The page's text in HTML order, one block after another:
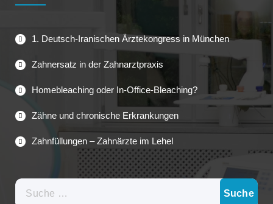
1. Deutsch-Iranischen Ärztekongress in München
Zahnersatz in der Zahnarztpraxis
Homebleaching oder In-Office-Bleaching?
Zähne und chronische Erkrankungen
Zahnfüllungen – Zahnärzte im Lehel
Suche
nach: